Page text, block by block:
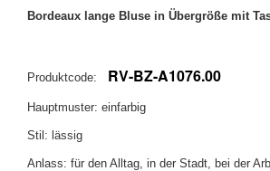
Bordeaux lange Bluse in Übergröße mit
Produktcode: RV-BZ-A1076.00
Hauptmuster: einfarbig
Stil: lässig
Anlass: für den Alltag, in der Stadt, bei der